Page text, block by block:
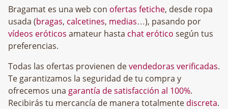
Bragamat es una web con ofertas fetiche, desde ropa
usada (bragas, calcetines, medias…), pasando por
vídeos eróticos amateur hasta chat erótico según tus
preferencias.
Todas las ofertas provienen devendedoras verificadas.
Te garantizamos la seguridad de tu compra y
ofrecemos una garantía de satisfacción al 100%.
Recibirás tu mercancía de manera totalmente discreta.